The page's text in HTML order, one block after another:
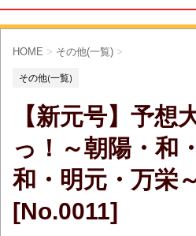
HOME > その他(一覧) >
その他(一覧)
【新元号】予想
っ！～朝陽・和
和・明元・万栄
[No.0011]